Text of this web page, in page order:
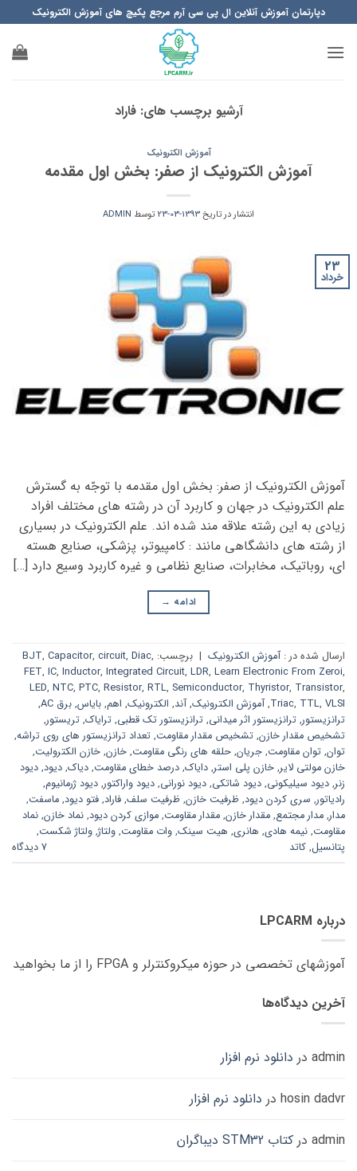
to
content
دپارتمان آموزش آنلاین ال پی سی آرم مرجع پکیچ های آموزش الکترونیک
آرشیو برچسب های:فاراد
آموزش الکترونیک
آموزش الکترونیک از صفر: بخش اول مقدمه
انتشار در تاریخ1393-03-23 توسط ADMIN
23
خرداد
آموزش الکترونیک از صفر: بخش اول مقدمه با توجّه به گسترش
علم الکترونیک در جهان و کاربرد آن در رشته های مختلف افراد
زیادی به این رشته علاقه مند شده اند. علم الکترونیک در بسیاری
از رشته های دانشگاهی مانند : کامپیوتر، پزشکی، صنایع هسته
ای، روباتیک، مخابرات، صنایع نظامی و غیره کاربرد وسیع دارد […]
ادامه →
ارسال شده در :آموزش الکترونیک | برچسب: BJT, Capacitor, circuit, Diac,
FET, IC, Inductor, Integrated Circuit, LDR, Learn Electronic From Zeroi,
LED, NTC, PTC, Resistor, RTL, Semiconductor, Thyristor, Transistor,
Triac, TTL, VLSI
,آموزش الکترونیک,آند, الکترونیک, اهم, بایاس, برق AC
,
ترانزیستور, ترانزیستور اثر میدانی, ترانزیستور تک قطبی, ترایاک, تریستور,
تشخیص مقدار خازن, تشخیص مقدار مقاومت, تعداد ترانزیستور های روی تراشه,
توان, توان مقاومت, جریان, حلقه های رنگی مقاومت, خازن, خازن الکترولیت,
خازن مولتی لایر, خازن پلی استر, دایاک, درصد خطای مقاومت, دیاک, دیود, دیود
زنر, دیود سیلیکونی, دیود شاتکی, دیود نورانی, دیود واراکتور, دیود ژرمانیوم,
رادیاتور, سری کردن دیود, ظرفیت خازن, ظرفیت سلف, فاراد, فتو دیود, ماسفت,
مدار, مدار مجتمع, مقدار خازن, مقدار مقاومت, موازی کردن دیود, نماد خازن, نماد
مقاومت, نیمه هادی, هانری, هیت سینک, وات مقاومت, ولتاژ, ولتاژ شکست,
پتانسیل, کاتد 7 دیدگاه
درباره LPCARM
آموزشهای تخصصی در حوزه میکروکنترلر و FPGA را از ما بخواهید
آخرین دیدگاه‌ها
admin در دانلود نرم افزار
hosin dadvr در دانلود نرم افزار
admin در کتاب STM32 دیباگران